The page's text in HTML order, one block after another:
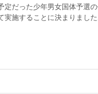
定だった少年男女国体予選
実施することに決まりました